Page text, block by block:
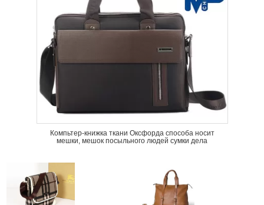
Компьтер-книжка ткани Оксфорда способа носит
мешки, мешок посыльного людей сумки дела